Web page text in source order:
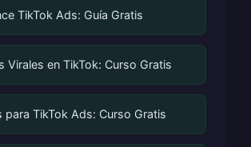
TikTok Ads: Guía Gratis
Virales en TikTok: Curso Gratis
para TikTok Ads: Curso Gratis